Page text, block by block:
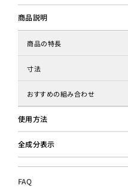
商品説明
商品の特長
寸法
おすすめの組み合わせ
使用方法
全成分表示
FAQ